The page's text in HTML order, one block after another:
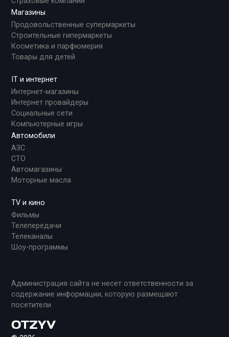
Магазины
Продовольственные супермаркеты
Строительные гипермаркеты
Косметика и парфюмерия
Товары для детей
IT и интернет
Интернет-магазины
Интернет провайдеры
Социальные сети
Компьютерные игры
Автомобили
АЗС
СТО
Автомагазины
Моторные масла
TV и кино
Фильмы
Телепередачи
Телеканалы
Шоу-программы
Администрация сайта не несет ответственности за
содержание информации, которую размещают
посетители